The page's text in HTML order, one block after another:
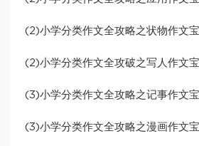
(2)小学分类作文全攻略之状物作文
(2)小学分类作文全攻破之写人作文
(3)小学分类作文全攻略之记事作文
(3)小学分类作文全攻略之漫画作文